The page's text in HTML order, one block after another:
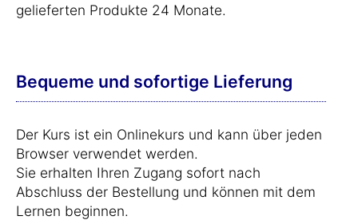
gelieferten Produkte 24 Monate.
Bequeme und sofortige Lieferung
Der Kurs ist ein Onlinekurs und kann über jeden
Browser verwendet werden.
Sie erhalten Ihren Zugang sofort nach
Abschluss der Bestellung und können mit dem
Lernen beginnen.